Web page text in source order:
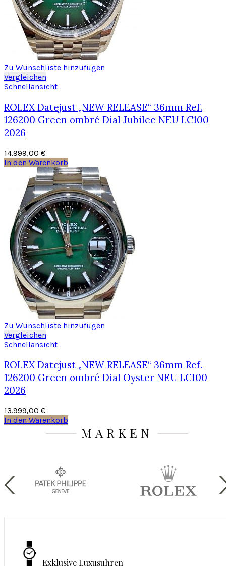
Zu Wunschliste hinzufügen
Vergleichen
Schnellansicht
ROLEX Datejust „NEW RELEASE“ 36mm Ref.
126200 Green ombré Dial Jubilee NEU LC100
2026
14.999,00 €
In den Warenkorb
Zu Wunschliste hinzufügen
Vergleichen
Schnellansicht
ROLEX Datejust „NEW RELEASE“ 36mm Ref.
126200 Green ombré Dial Oyster NEU LC100
2026
13.999,00 €
In den Warenkorb
MARKEN
Exklusive Luxusuhren